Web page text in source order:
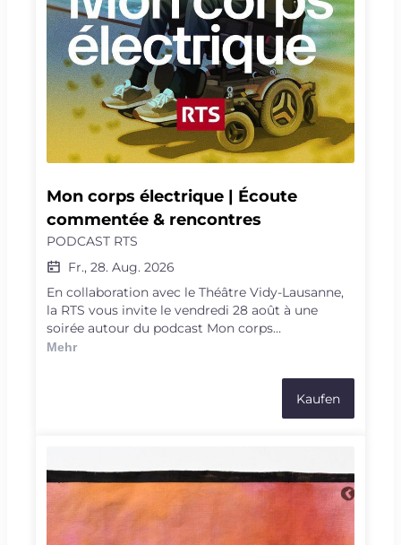
Mon corps électrique | Écoute
commentée & rencontres
PODCAST RTS
Fr., 28. Aug. 2026
En collaboration avec le Théâtre Vidy-Lausanne,
la RTS vous invite le vendredi 28 août à une
soirée autour du podcast Mon corps
électrique.Explorez les frontières de la science, de
d'Arnaud Robert. Tétraplégique à la suite d'un
accident de montagne, il devient le premier
volontaire d'une étude clinique menée par les
médullaires, il tente de retrouver l'usage de son
bras gauche, dans une aventure où se mêlent
innovation scientifique, résilience et espoir.À
l'occasion de cette soirée, découvrez plusieurs
Mehr
Kaufen